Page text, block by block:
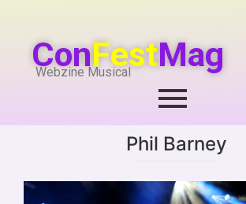
ConFestMag
Webzine Musical
Phil Barney